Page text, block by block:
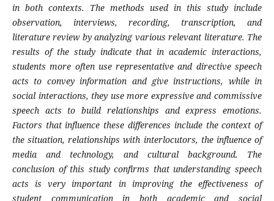
in both contexts. The methods used in this study include
observation, interviews, recording, transcription, and
literature review by analyzing various relevant literature. The
results of the study indicate that in academic interactions,
students more often use representative and directive speech
acts to convey information and give instructions, while in
social interactions, they use more expressive and commissive
speech acts to build relationships and express emotions.
Factors that influence these differences include the context of
the situation, relationships with interlocutors, the influence of
media and technology, and cultural background. The
conclusion of this study confirms that understanding speech
acts is very important in improving the effectiveness of
student communication in both academic and social